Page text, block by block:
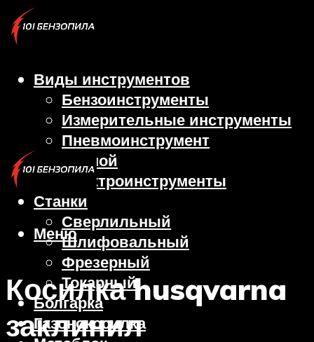
Виды инструментов
Бензоинструменты
Измерительные инструменты
Пневмоинструмент
Ручной
Электроинструменты
Станки
Сверлильный
Шлифовальный
Фрезерный
Токарный
Болгарка
Газонокосилка
Меню
Косилка husqvarna
заклинил